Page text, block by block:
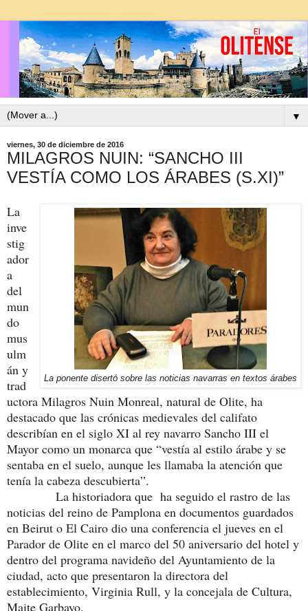
▼
viernes, 30 de diciembre de 2016
MILAGROS NUIN: “SANCHO III
VESTÍA COMO LOS ÁRABES (S.XI)”
La ponente disertó sobre las noticias navarras en textos árabes
La
inve
stig
ador
a
del
mun
do
mus
ulm
án y
trad
uctora Milagros Nuin Monreal, natural de Olite, ha
destacado que las crónicas medievales del califato
describían en el siglo XI al rey navarro Sancho III el
Mayor como un monarca que “vestía al estilo árabe y se
sentaba en el suelo, aunque les llamaba la atención que
tenía la cabeza descubierta”.
La historiadora que ha seguido el rastro de las
noticias del reino de Pamplona en documentos guardados
en Beirut o El Cairo dio una conferencia el jueves en el
Parador de Olite en el marco del 50 aniversario del hotel y
dentro del programa navideño del Ayuntamiento de la
ciudad, acto que presentaron la directora del
establecimiento, Virginia Rull, y la concejala de Cultura,
Maite Garbayo.